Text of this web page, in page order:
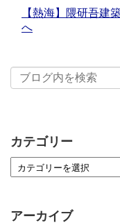
【熱海】隈研吾建
へ
カテゴリー
アーカイブ